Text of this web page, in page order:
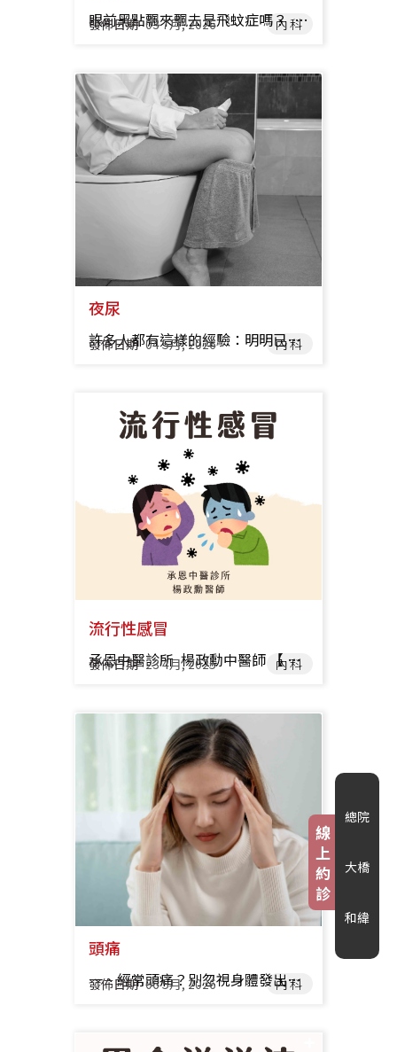
內科眼前黑點飄來飄去是飛蚊症嗎？ 你是不是看天空、白牆、電腦螢幕時，眼前出現黑點、線條、棉絮狀或蜘蛛網般的漂浮物。飛蚊症雖然常見，但因為牽涉玻璃體、視網膜與眼底健康，不能完全當成小事忽略。 承恩和緯中醫診所 陳玟晴中醫師 ㄧ、飛蚊症是什麼？ 從現代醫學的角度來介紹飛蚊症的概念：飛蚊症主要是與眼球內部的玻璃體混濁、退化或受到拉扯有關。另外，高度近視、眼底血管狀態、慢性疾病與生活型態都可能影響發生機率。 人類眼球中央大部分的空間是由果凍狀的玻璃體所填充，隨著年齡增長、高度近視或生活作息不當，玻璃體會逐漸發生液化，內部纖維凝集，進而在視網膜上投射出陰影。 當上述現象發生時，視野中就容易看見漂浮的黑點、線條或陰影，這些隨機出現的黑影通常會隨著眼球轉動而靈活移動，當你試圖凝視它時，它又會因為玻璃體的流動而瞬間飄開，對日常生活、閱讀專注力常造成不小的干擾。 二、飛蚊症常見症狀 1.多元的視覺型態： 眼前出現清晰的黑點、灰點、條狀物、棉絮狀漂浮物，或如小蟲般飛舞的陰影。 2.特定背景下特別明顯： 在觀看大片白牆、蔚藍天空、強光下或明亮的亮色電腦背景時，黑影的輪廓會變得格外顯著。 3.具隨動性： 黑影不會固定在視野的某一個點，而是會隨著眼球的上下左右轉動而跟著晃動漂移。 4.常合併全身與眼部症狀： 患者往往伴隨有眼睛疲勞、酸脹感、視線模糊干擾，甚至兼有頭暈目眩、睡眠品質不佳與肩頸僵硬等多重不適。 三、飛蚊症中醫觀點與調理 中醫學認為「目得血而能視」，眼睛的視覺功能與內部的肝、腎、氣血濡養有著密不可分的關係。若長期用眼過度、熬夜、工作壓力大，會導致體內氣血暗耗、肝腎虧虛，進而使得眼部的血液循環與滋養狀態受到嚴重影響，這時視覺上的不適感與飛蚊現象就會變得更加明顯。 中醫眼針調理飛蚊症，從眼周循環、經絡調節、氣血濡養與整體體質著手，協助減少眼部疲勞與視覺干擾感。 中醫在進行飛蚊症的調理時（如：中醫眼針、藥物調理），絕對不只是單純觀察眼前的黑影變化，更會全盤考量患者是否合併有眼睛疲勞、酸澀、頭暈、睡眠品質差、肩頸緊繃或體質偏虛等全身性症狀，從根本進行體質的扶正與眼底氣血的疏通。 四、日常保健 飛蚊症保養的重點除了黑點的減少與淡化，定期眼科追蹤、注意用眼時間與健康作息飲食也很重要。 1.減少過度用眼: 避免長時間、近距離使用 3C 產品,每用眼 30-40 分鐘即閉眼休息或遠眺。 2.穩定作息與控病: 避免熬夜以防氣血暗耗，積極控制血壓與血糖等影響眼底微血管的慢性病。 3.定期眼底檢查: 生理性飛蚊也建議每半年至一年定期追蹤。若飛蚊突然大量變多、伴隨閃光感(如閃電)或視野部分缺損黑影遮蔽，這通常是視網膜裂孔或剝離的危險前兆，此時必須放慢腳步，盡快前往眼科進行詳細的眼底檢查！ 五、醫師提醒 飛蚊症最重要的是先排除危險狀況。確認不是急性眼底問題後，再談日常保養或中醫調理會比較安全。 推薦醫師 承恩和緯 陳玟晴 醫師 承恩大橋 李侑修 醫師 承恩和緯 莊嘉豪 醫師
發佈日期 03 7月, 2026
內科
夜尿
許多人都有這樣的經驗：明明已經入睡，卻因為想上廁所而反覆醒來？ 常常覺得尿意明顯，卻每次尿量不多，甚至剛上完廁所沒多久又想再去一次，不僅打斷睡眠，也讓隔天精神變差。 其實，夜尿是相當常見的泌尿系統困擾，可能與生活習慣、年齡變化、壓力、體質等多種因素相關。若長期存在，也可能影響睡眠品質與整體生活狀態，因此不宜忽視。 承恩大橋中醫診所 張佑甄中醫師 一、中醫的觀點 從中醫觀點來看，排尿功能與「腎氣」及「膀胱氣化」密切相關。若腎氣不足，或氣化功能失調，就容易出現排尿次數增加、夜尿頻繁、尿量不穩定等情況。此外，情緒壓力、體質虛弱或寒熱失調，也可能影響排尿功能的平衡。 夜尿是指在夜間睡眠期間需要起床排尿的情況。一般來說，偶爾一次屬於正常，但若每晚起床排尿 2 次以上，並影響睡眠品質，就可視為夜尿問題。長期夜尿容易造成睡眠中斷、白天疲倦，甚至影響記憶力與情緒。 常見伴隨症狀包括： • 排尿急迫 • 尿量不一定多 • 睡眠中斷 • 白天精神不佳、疲倦 因此，夜尿與並非單一原因造成，而是可能與多種身體狀態相關。透過了解自身情況並進一步調整體質，往往能改善這類困擾，進而提升睡眠品質與日常生活的舒適度。 二、西醫的治療方向 西醫治療「夜尿」，會先找出原因，常見原因是泌尿道感染、膀胱過動症、老年攝護腺肥大等等，再依不同情況採取生活調整、藥物或其他治療方式。 三、中醫如何調理 中醫調理夜尿，主要從「腎、膀胱氣化功能」著手，並依體質不同採取補虛、溫陽、清熱或固攝等方式調整。臨床常見可分為以下幾種類型： 1.腎氣不足型是最常見的證型，症狀為夜尿頻繁、尿清量多、容易疲倦、腰痠無力、聲音較小，調理原則為補腎益氣、固攝膀胱，常用方劑：腎氣丸等等。 2.腎陽虛型 症狀為：畏寒、夜尿多且次數頻繁、手腳冰冷、清晨容易腹瀉、小便清長，調理原則為溫腎助陽，常用方劑：右歸丸等。 3.濕熱下注型 症狀為尿急且小便偏黃、下腹悶脹、口苦或口乾，調理原則為清熱利濕，常用方劑是八正散。 4.氣虛下陷型 症狀為勞累後症狀加重、氣短乏力、容易流汗，調理原則：補氣升提、固攝，常用方劑為補中益氣湯。 除了中藥調理腎氣，也可以用針灸改善泌尿功能，常見穴位如：腎俞、膀胱俞等，針對不同證型搭配不同穴位。若是偏虛證的體質可以再加上溫灸調整體質與氣血運行，亦可改善睡眠與身體代謝。 四、日常保健 良好生活習慣有助於改善排尿問題，通常會先建議非藥物方式，輕度夜尿或頻尿，單靠這些方式就可能改善。 1. 睡前 2–3 小時減少喝水量，睡前記得排空膀胱 2. 避免咖啡、茶、酒精等利尿飲品 3. 適度運動促進循環 4. 保持下腹與腰部保暖，如：穿著薄長褲 5. 進行膀胱訓練，養成規律排尿習慣，不要憋尿 6. 抬高下肢以減少夜間回流利尿 夜尿與頻尿常見問題 Q&A Q：晚上起床上廁所幾次算正常？→ A：偶爾1-2次可能正常，但若每晚兩次以上且影響睡眠，建議進一步評估。 Q：夜尿一定是膀胱問題嗎？→ A：不一定，除了檢視膀胱功能以外，男性攝護腺問題也常是導致夜尿的原因之一，還有其他內分泌問題等等，也可能與各人飲水量或生活習慣相關，所以還是要檢查找出問題來源。 Q：夜尿會影響睡眠嗎？→ A：若長期影響睡眠，可能導致疲勞、注意力下降與生活品質降低。 Q：什麼情況需要就醫？→ A：若夜尿伴隨疼痛、血尿或持續惡化，建議儘早就醫檢查。 醫師提醒大家：排尿異常不應長期忽視，夜尿雖然常見，但若長期持續可能影響生活品質，透過適當治療與生活調整，多數情況可以改善，若症狀持續或伴隨其他不適，建議及早就醫評估，及早了解原因並調整生活習慣，是改善夜尿與頻尿的重要關鍵。 推薦醫師 承恩大橋 張祐甄 醫師
發佈日期 04 5月, 2026
內科
流行性感冒
承恩中醫診所 楊政勳中醫師 【 流感是什麼？】 流感是由流感病毒引起的急性呼吸道疾病，流感病毒分為A、B、C、D四型，在台灣主要引起季節性流行性感冒的為A型、B型流感病毒，其中A型以H1N1、H3N2兩種亞型為主。 【 流感症狀 】 流感症狀初期與感冒類似，都有呼吸道症狀，但流感的症狀會比感冒更嚴重，且病程發展更快，有部分患者可能會伴隨有噁心、嘔吐、拉肚子等腸胃道症狀，甚至會出現嚴重的併發症，導致死亡，最常見的併發症為肺炎，其他還可能併發腦炎、心肌炎，以及其他繼發性的感染，或神經系統的問題，所以如果出現「 一燒（持續高燒 2天以上）」、「 二痛（頭痛、明顯肌肉痠痛）」、「 三疲倦 」，就需要警覺是流感，不可怠慢。 ▪︎ 流感常見症狀 ꕤ 發燒 ꕤ 肌肉痠痛 ꕤ 頭痛 ꕤ 全身疲倦無力 ꕤ 喉嚨痛 ꕤ 咳嗽 ꕤ 流鼻水 ▪︎ 通常流感會比一般感冒痊癒時間來得更長，會需要一個星期到數個星期的復原時間。 【 流感傳染途徑 】 飛沫傳染，流感患者打噴嚏、咳嗽產生的飛沫將病毒傳播給周圍的人，如果在密閉空間，或空氣不流通的空間，更容易造成病毒傳播，除此之外，也可能會因為手部接觸到被病毒污染的物體表面後，再碰觸到自己的嘴巴、鼻子、眼睛而感染。 【 流感潛伏期 】 從被傳染到症狀出現，約1-4天，而在開始發病的前一天到症狀出現的3-7天內，都有傳染力，而幼童的傳播期可能更長。 【 流感流行期 】 在台灣，冬季是流感好發的季節，通常會從11月開始，流感疫情會逐漸上升，到農曆過年前後會達到高峰，3月後會逐漸下降，秋冬季節因為天氣冷，人多在室內空間活動，因空氣不流通，更容易讓病毒傳播。 易受到流感病毒攻擊的高風險族群 嬰幼兒（尤其未滿5歲者） 65歲以上長者 居住於安養、長期照護機構的住民 具有慢性肺部疾病（含氣喘）、心血管疾病、腎臟、肝臟、神經、血液或代謝疾病者（含糖尿病）、血紅素病變、免疫不全（含愛滋病毒帶原者）需長期治療、追蹤或住院者 孕婦 肥胖者(身體質量指數，BMI≧30) 【 流感的危險徵兆 】 呼吸急促、困難 發紺（缺氧、 嘴唇發紫或變藍） 血痰 胸痛、胸口不舒服 意識改變 低血壓 ⛧ 如有危險徵兆應儘速就醫，掌握治療的黃金時間。 ⛧ 由於嬰幼兒不善於表達身體的不舒服，照護者可以觀察小朋友有無呼吸急促或困難、缺乏意識、不容易喚醒及活動力低下，皆可做為判斷危險徵兆的重要指標。 【 中醫如何看待流感 】 流感因為具有特定季節流行的特色，以及染病患者症狀多相似，故我們稱為「時行感冒」，若症狀、病情更加嚴重，甚至造成死亡，我們稱為「瘟疫」或「疫癘」。 以中醫來說，流感是因為外邪侵襲身體致病，初起多是因為風寒襲肺而化熱，產生一些喉嚨痛、身熱的症狀，因此會使用柴葛解肌湯、麻杏甘石湯來散風寒、清裡熱，此時還可以酌加一些板藍根、大青葉、連翹止咽痛。 ・中藥方請由中醫師診斷後開立處方治療 因為現代飲食習慣的問題，民眾多嗜食冰冷飲品、生食、油膩烤炸的高熱量食物，因此中焦腸胃多有濕氣留存，而外感風寒化熱容易與體內的濕氣交雜，因此會有肌肉關節痠痛、身熱反覆、病情纏綿不斷的症狀，所以可以透過甘露消毒丹、三仁湯、達原飲加減來利濕化濁、通達三焦、透達膜原，讓體內的濕濁之氣減少，氣機通暢，外邪不會與體內濕氣纏綿不解，以縮短患者病程。 ・中藥方請由中醫師診斷後開立處方治療 在感染、發燒的過程，身體為了產生足夠的免疫力來抵抗外邪，會消耗掉身體的正氣，且持續發熱的關係，身體的陰份也會受損，因此在復原的過程，部分患者多有氣陰兩傷的狀況，所以患者多會在診間描述雖然不舒服的症狀已經解除了，但身體還是容易倦怠、口乾舌燥，此時，我們會使用一些補充氣陰的藥來修復身體，例如：麥門冬、北沙參、百合等等，來修復身體受損的地方，幫助身體正氣回復，否則可能會留下一些後遺症，或是容易再度感冒。 ・中藥方請由中醫師診斷後開立處方治療 【 防範流感應注意事項 】 在身體狀況允許下，可施打流感疫苗。 用肥皂勤洗手，公共空間、密閉空間口罩戴好。 多警覺身體的狀況。 生病按時服藥、多休息，不上班上課，遠離人群。 危險徵兆盡快就醫，勿拖延。 推薦醫師 承恩總院 楊政勳 醫師 承恩總院 李彥禛 醫師 承恩和緯 莊佩蓁 醫師 承恩和緯 張永慶 醫師 承恩和緯 陳玟晴 醫師 承恩大橋 張祐甄 醫師 承恩大橋 林芳華 醫師 承恩大橋 周子雅 醫師
發佈日期 23 4月, 2025
內科
頭痛
一、經常頭痛？別忽視身體發出的警訊 在日常生活中，您是否經常感到頭部緊繃或抽痛？許多人常因工作過度、壓力排山倒海而來，或是長期睡眠不足，導致頭痛頻繁報到。雖然有些頭痛只是短暫的不適，但若放任其反覆發作，不僅會影響工作效率，更會嚴重干擾生活品質。 頭痛是門診中最常見的症狀之一，其背後隱藏的原因非常多樣。從中醫的角度來看，頭部是「諸陽之會」，也就是全身陽經氣血匯聚之處。當身體的氣血運行不順，或是受到外在環境的「外邪」入侵時，頭部這塊樞紐就會發出警訊。了解頭痛與生活習慣、壓力及身體狀態的關聯，是重拾清爽生活的第一步。 承恩大橋中醫診所 周子雅中醫師 二、什麼是頭痛？常見症狀有哪些 「頭痛」是一個統稱，但每個人感受到的痛感可能完全不同，這些不同的表現，在臨床上代表了背後不同的病因： 1.頭部悶痛或刺痛： 感覺頭部像被重物壓住，或是有如針刺般的尖銳痛感。 2.偏頭痛：疼痛常集中在頭部的一側，且往往具有搏動性。 3.壓迫感或脹痛： 覺得頭部緊繃，像戴了太緊的帽子，或是感覺頭部持續發脹。 4.伴隨症狀： 嚴重的頭痛有時會伴隨噁心想吐，或是對光線、聲音變得異常敏感（畏光）。 三、為什麼會出現頭痛 頭痛與生活壓力及身體整體的健康狀態息息相關，找出頭痛的誘因，才能對症下藥。常見的原因包含以下： ˙情緒與作息： 長期的心理壓力、情緒緊張，以及睡眠不足（熬夜或失眠）。 ˙姿勢與勞損： 長時間盯著手機或電腦，導致頸部肌肉過度緊繃。 ˙外在環境： 氣候的劇烈變化、不當的飲食或是體內荷爾蒙的波動。 ˙中醫辨證因素： 1.風邪侵襲： 受到風寒或冷風直吹頭部，阻礙氣血運行。 2.肝陽上亢： 與壓力及情緒波動有關，導致體內火氣往頭部上衝。 3.氣血不足： 體質虛弱，無法提供充足的氣血養分給頭部經絡。 四、西醫如何治療頭痛 西醫在處理頭痛時，主要側重於「迅速緩解疼痛」以及「控制誘發因素」： ˙止痛藥物： 使用常見的非處方或處方止痛藥來壓制疼痛訊號。 ˙專科用藥： 針對嚴重的偏頭痛給予專用藥物，或使用放鬆肌肉的藥物改善緊繃、搏動感。 ˙生活模式修正： 醫師會建議改善生活習慣，以減少誘發因子。 ˙進一步檢查： 若頭痛情況頻繁、劇烈或性質改變，醫師會評估是否需要更深入的影像檢查。 五、中醫如何調理頭痛 中醫調理的核心在於改善「氣血循環」與平衡「臟腑功能」。治療方向為改善氣血運行、優化體質，避免反覆發作影響日常生活： 1.中藥調理： 根據患者的體質分型（如補氣血或平肝息風），從內在調整。 2.針灸治療： 透過針刺穴位來疏通阻塞的經絡，直接調節氣機，放鬆緊繃肌肉。 3.推拿按摩： 以手法放鬆僵硬的肌肉與筋膜，緩解結構上的壓迫。 4.氣血調整： 最終目的是讓氣血運行恢復順暢，進而減少頭痛反覆發作的機會。 六、日常保健與預防頭痛 在診間之外，自我照顧同樣是改善頭痛的關鍵，良好的生活方式是預防頭痛最佳方法。建議維持以下好習慣： ˙規律作息： 固定睡眠時間，讓大腦與身體獲得充分休息。 ˙數位排毒： 避免長時間低頭使用電子產品，每小時應起身活動。 ˙適度伸展： 每天進行簡單的肩頸與全身運動，釋放累積的張力。 ˙壓力管理： 練習深呼吸、冥想，主動放鬆心理壓力。 ˙飲食與補水： 攝取均衡營養，並確保每日攝取足夠的水分，避免脫水引發頭痛。 七、頭痛常見問題 Q&A Q：頭痛一定要吃止痛藥嗎？ A：不一定。如果是輕微頭痛，可以先嘗試閉眼靜臥休息、調整呼吸或改善生活習慣，觀察是否緩解。 Q：壓力真的會造成頭痛嗎？ A：是的。壓力會引起心理緊繃與肌肉持續收縮，這確實是引起頭痛的主因之一。 Q：偏頭痛與一般頭痛有什麼不同？ A：偏頭痛通常為單側疼痛，性質多為搏動感，並可能伴隨噁心、畏光或畏聲，並可能具有家族遺傳的傾向。 Q：什麼情況需要就醫？ A：若頭痛突然變得極度嚴重、反覆發作，或伴隨視力模糊、手腳無力等神經症狀，請務必及早就醫。 八、醫師提醒：找出原因才能有效改善 頭痛雖然是常見的小毛病，但也可能是身體健康失衡的訊號。透過適當的醫療介入、中西醫結合調理，加上生活方式的調整，多數頭痛都能得到明顯改善。若頭痛已困擾您的生活品質，建議尋求醫師評估。保持穩定的心境與健康的習慣，才是遠離頭痛、擁抱清爽生活的不二法門。 推薦醫師 承恩大橋 周子雅 醫師 承恩大橋 林芳華 醫師 承恩總院 李彥禛 醫師 承恩和緯 莊佩蓁 醫師 承恩總院 吳孟穎 醫師 承恩和緯 陳玟晴 醫師 承恩大橋 張祐甄 醫師 承恩和緯 張永慶 醫師
發佈日期 06 5月, 2026
線
上
約
診
總院
大橋
和緯